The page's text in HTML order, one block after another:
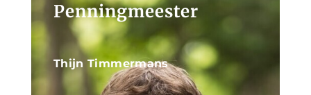
Penningmeester
Thijn Timmermans